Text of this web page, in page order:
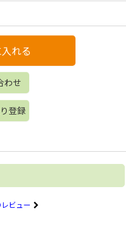
れる
わせ
登録
ビュー